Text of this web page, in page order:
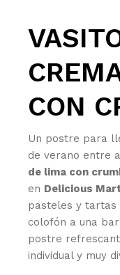
CON
Un postre para
de verano entre
de lima con
en Delicious
pasteles y tartas
colofón a una
postre
individual y muy